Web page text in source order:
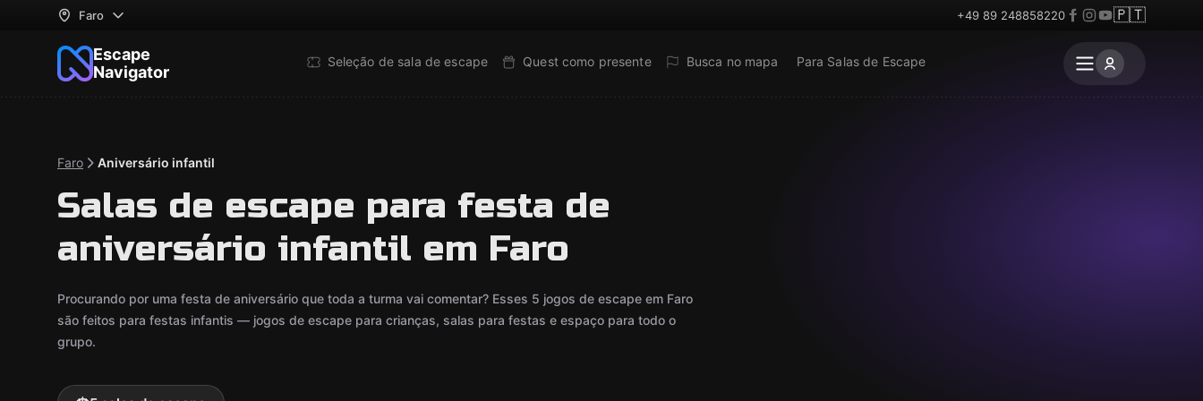
Faro +49 89 248858220 🇵🇹
Escape
Navigator
Seleção de sala de escape Quest como presente Busca no mapa Para Salas de Escape
Faro Aniversário infantil
Salas de escape para festa de
aniversário infantil em Faro
Procurando por uma festa de aniversário que toda a turma vai comentar? Esses 5 jogos de escape em Faro
são feitos para festas infantis — jogos de escape para crianças, salas para festas e espaço para todo o
grupo.